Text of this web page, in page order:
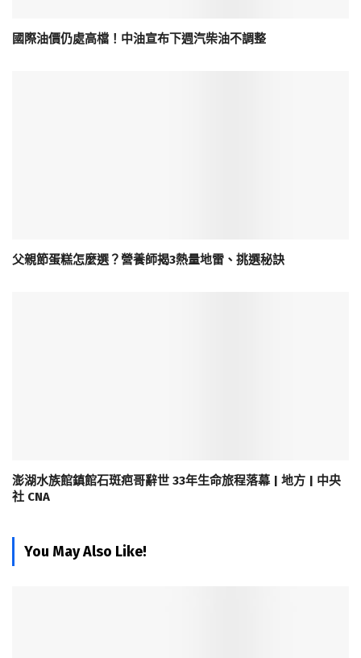
國際油價仍處高檔！中油宣布下週汽柴油不調整
父親節蛋糕怎麼選？營養師揭3熱量地雷、挑選秘訣
澎湖水族館鎮館石斑疤哥辭世 33年生命旅程落幕 | 地方 | 中央
社 CNA
You May Also Like!